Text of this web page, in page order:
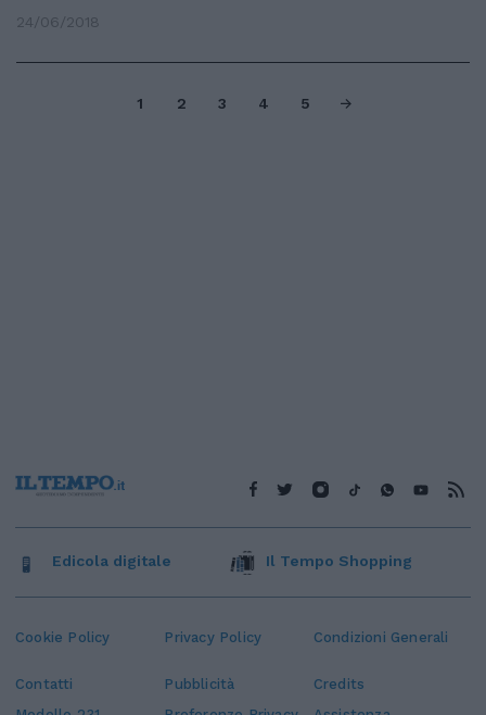
24/06/2018
1 2 3 4 5
Cookie Policy Privacy Policy Condizioni Generali
Contatti Pubblicità
Credits
Edicola digitale Il Tempo Shopping